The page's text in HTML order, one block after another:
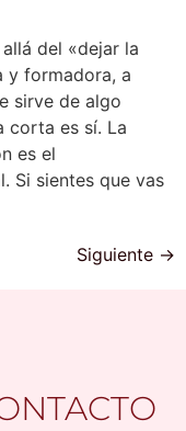
del «dejar la
y formadora, a
sirve de algo
corta es sí. La
es el
Si sientes que vas
Siguiente →